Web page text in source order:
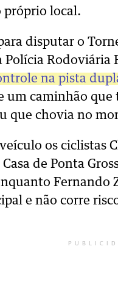
próprio local.
disputar o
Polícia Rodoviária
na pista
um caminhão
que chovia no
os ciclistas
de Ponta
Fernando
e não corre